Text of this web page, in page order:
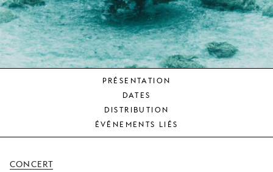
JEUNE
PUBLIC
LA
MONNAIE
SOUTENIR
PRÉSENTATION
DATES
DISTRIBUTION
ÉVÉNEMENTS LIÉS
CONCERT